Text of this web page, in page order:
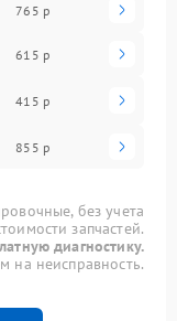
765 р
615 р
415 р
855 р
без учета
запчастей.
диагностику.
на неисправность.